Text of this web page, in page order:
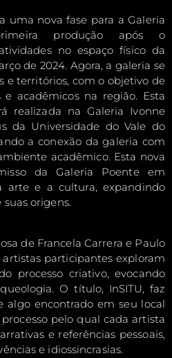
uma nova fase para a Galeria
produção após o
no espaço físico da
de 2024. Agora, a galeria se
e territórios, com o objetivo de
e acadêmicos na região. Esta
realizada na Galeria Ivonne
da Universidade do Vale do
a conexão da galeria com
acadêmico. Esta nova
da Galeria Poente em
arte e a cultura, expandindo
origens.
de Francela Carrera e Paulo
artistas participantes exploram
processo criativo, evocando
O título, InSITU, faz
algo encontrado em seu local
pelo qual cada artista
e referências pessoais,
e idiossincrasias.